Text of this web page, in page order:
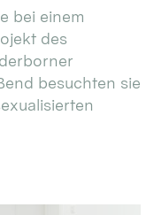
bei einem
des
besuchten sie